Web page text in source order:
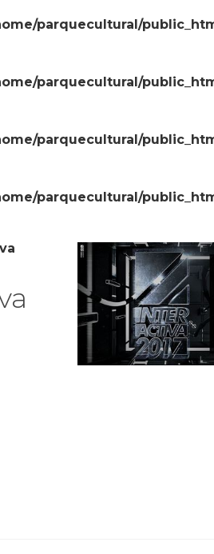
parquecultural/
parquecultural/
parquecultural/
parquecultural/